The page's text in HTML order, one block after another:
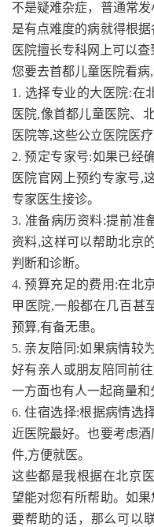
不是疑难杂症，普通常
是有点难度的病就得根
医院擅长专科网上可以查
您要去首都儿童医院看
1. 选择专业的大医院:在
医院,像首都儿童医院、
医院等,这些公立医院医
2. 预定专家号:如果已经
医院官网上预约专家号,
专家医生接诊。
3. 准备病历资料:提前准
资料,这样可以帮助北京
判断和诊断。
4. 预算充足的费用:在北
甲医院,一般都在几百甚
预算,有备无患。
5. 亲友陪同:如果病情较
好有亲人或朋友陪同前
一方面也有人一起商量和
6. 住宿选择:根据病情选
近医院最好。也要考虑
件,方便就医。
这些都是我根据在北京
望能对您有所帮助。如
要帮助的话，那么可以